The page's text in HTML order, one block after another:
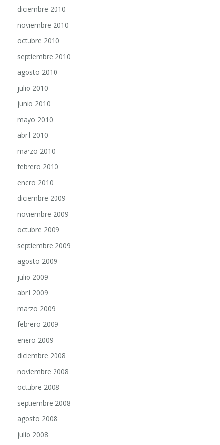
diciembre 2010
noviembre 2010
octubre 2010
septiembre 2010
agosto 2010
julio 2010
junio 2010
mayo 2010
abril 2010
marzo 2010
febrero 2010
enero 2010
diciembre 2009
noviembre 2009
octubre 2009
septiembre 2009
agosto 2009
julio 2009
abril 2009
marzo 2009
febrero 2009
enero 2009
diciembre 2008
noviembre 2008
octubre 2008
septiembre 2008
agosto 2008
julio 2008